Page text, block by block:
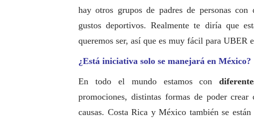
hay otros grupos de padres de personas con
gustos deportivos. Realmente te diría que
queremos ser, así que es muy fácil para UBER
¿Está iniciativa solo se manejará en México?
En todo el mundo estamos con
promociones, distintas formas de poder
causas. Costa Rica y México también se